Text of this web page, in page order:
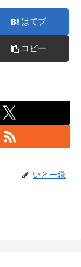
はてブ
コピー
いとー録